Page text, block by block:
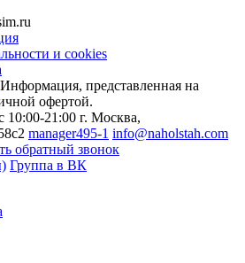
и cookies
Информация, представленная на
офертой.
10:00-21:00 г. Москва,
manager495-1 info@naholstah.com
обратный звонок
Группа в ВК